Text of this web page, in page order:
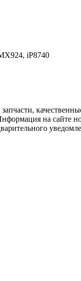
iP8740
на сайте